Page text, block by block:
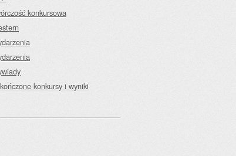
konkursowa
konkursy i wyniki